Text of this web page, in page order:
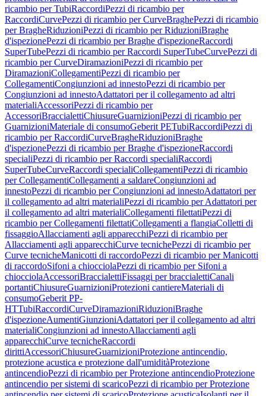
ricambio per TubiRaccordiPezzi di ricambio per
RaccordiCurvePezzi di ricambio per CurveBraghePezzi di ricambio
per BragheRiduzioniPezzi di ricambio per RiduzioniBraghe
d'ispezionePezzi di ricambio per Braghe d'ispezioneRaccordi
SuperTubePezzi di ricambio per Raccordi SuperTubeCurvePezzi di
ricambio per CurveDiramazioniPezzi di ricambio per
DiramazioniCollegamentiPezzi di ricambio per
CollegamentiCongiunzioni ad innestoPezzi di ricambio per
Congiunzioni ad innestoAdattatori per il collegamento ad altri
materialiAccessoriPezzi di ricambio per
AccessoriBraccialettiChiusureGuarnizioniPezzi di ricambio per
GuarnizioniMateriale di consumoGeberit PETubiRaccordiPezzi di
ricambio per RaccordiCurveBragheRiduzioniBraghe
d'ispezionePezzi di ricambio per Braghe d'ispezioneRaccordi
specialiPezzi di ricambio per Raccordi specialiRaccordi
SuperTubeCurveRaccordi specialiCollegamentiPezzi di ricambio
per CollegamentiCollegamenti a saldareCongiunzioni ad
innestoPezzi di ricambio per Congiunzioni ad innestoAdattatori per
il collegamento ad altri materialiPezzi di ricambio per Adattatori per
il collegamento ad altri materialiCollegamenti filettatiPezzi di
ricambio per Collegamenti filettatiCollegamenti a flangiaColletti di
fissaggioAllacciamenti agli apparecchiPezzi di ricambio per
Allacciamenti agli apparecchiCurve tecnichePezzi di ricambio per
Curve tecnicheManicotti di raccordoPezzi di ricambio per Manicotti
di raccordoSifoni a chiocciolaPezzi di ricambio per Sifoni a
chiocciolaAccessoriBraccialettiFissaggi per braccialettiCanali
portantiChiusureGuarnizioniProtezioni cantiereMateriali di
consumoGeberit PP-
HTTubiRaccordiCurveDiramazioniRiduzioniBraghe
d'ispezioneAumentiGiunzioniAdattatori per il collegamento ad altri
materialiCongiunzioni ad innestoAllacciamenti agli
apparecchiCurve tecnicheRaccordi
dirittiAccessoriChiusureGuarnizioniProtezione antincendio,
protezione acustica e protezione dall'umiditàProtezione
antincendioPezzi di ricambio per Protezione antincendioProtezione
antincendio per sistemi di scaricoPezzi di ricambio per Protezione